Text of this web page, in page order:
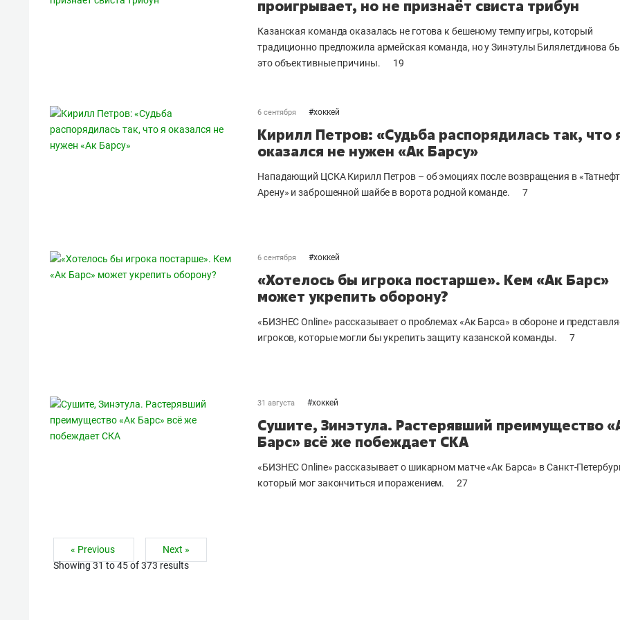
проигрывает, но не признаёт свиста трибун
Казанская команда оказалась не готова к бешеному темпу игры, который
традиционно предложила армейская команда, но у Зинэтулы Билялетдинова
это объективные причины.
19
6 сентября #хоккей
Кирилл Петров: «Судьба распорядилась так, что
оказался не нужен «Ак Барсу»
Нападающий ЦСКА Кирилл Петров – об эмоциях после возвращения в
Арену» и заброшенной шайбе в ворота родной команде.
7
6 сентября #хоккей
«Хотелось бы игрока постарше». Кем «Ак Барс»
может укрепить оборону?
«БИЗНЕС Online» рассказывает о проблемах «Ак Барса» в обороне и
игроков, которые могли бы укрепить защиту казанской команды.
7
31 августа #хоккей
Сушите, Зинэтула. Растерявший преимущество
Барс» всё же побеждает СКА
«БИЗНЕС Online» рассказывает о шикарном матче «Ак Барса» в Санкт-
который мог закончиться и поражением.
27
« Previous
Next »
Showing31to45of373results